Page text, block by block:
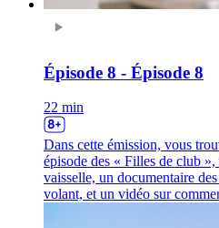
Épisode 8 - Épisode 8
22 min
Dans cette émission, vous
épisode des « Filles de club
vaisselle, un documentaire
volant, et un vidéo sur